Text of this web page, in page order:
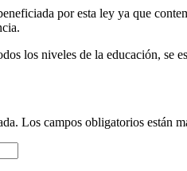
por esta ley ya que
los niveles de la educación, se
Los campos obligatorios están